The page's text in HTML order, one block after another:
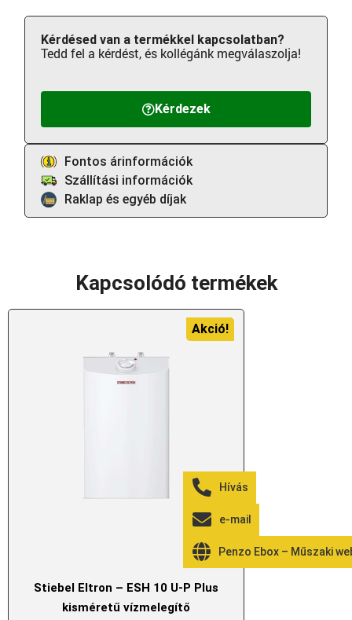
Kérdezek
Kérdésed van a termékkel kapcsolatban?
Tedd fel a kérdést, és kollégánk megválaszolja!
Fontos árinformációk
Szállítási információk
Raklap és egyéb díjak
Kapcsolódó termékek
Akció!
Stiebel Eltron – ESH 10 U-P Plus
kisméretű vízmelegítő
Hívás
e-mail
Penzo Ebox – Műszaki